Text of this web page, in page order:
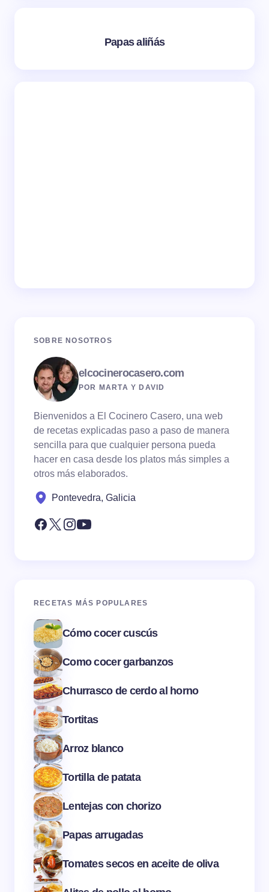
Papas aliñás
SOBRE NOSOTROS
elcocinerocasero.com
POR MARTA Y DAVID
Bienvenidos a El Cocinero Casero, una web
de recetas explicadas paso a paso de manera
sencilla para que cualquier persona pueda
hacer en casa desde los platos más simples a
otros más elaborados.
Pontevedra, Galicia
RECETAS MÁS POPULARES
Cómo cocer cuscús
Como cocer garbanzos
Churrasco de cerdo al horno
Tortitas
Arroz blanco
Tortilla de patata
Lentejas con chorizo
Papas arrugadas
Tomates secos en aceite de oliva